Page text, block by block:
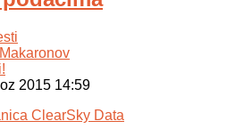
2015 14:59